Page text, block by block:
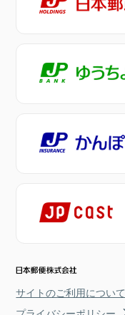
サイトのご利用について